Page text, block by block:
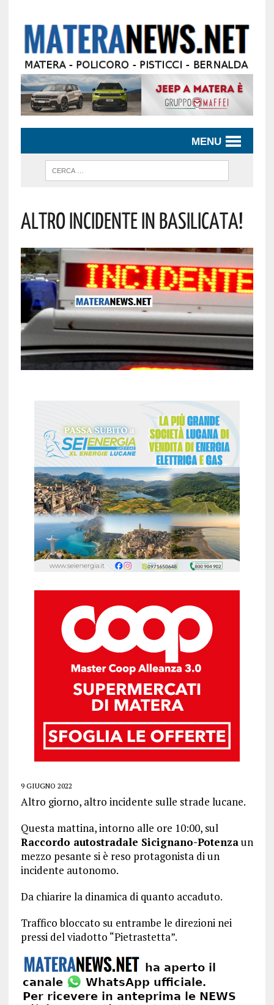
MENU
Altro Incidente In Basilicata!
9 GIUGNO 2022
Altro giorno, altro incidente sulle strade lucane.
Questa mattina, intorno alle ore 10:00, sul
Raccordo autostradale Sicignano-Potenzaun
mezzo pesante si è reso protagonista di un
incidente autonomo.
Da chiarire la dinamica di quanto accaduto.
Traffico bloccato su entrambe le direzioni nei
pressi del viadotto “Pietrastetta”.